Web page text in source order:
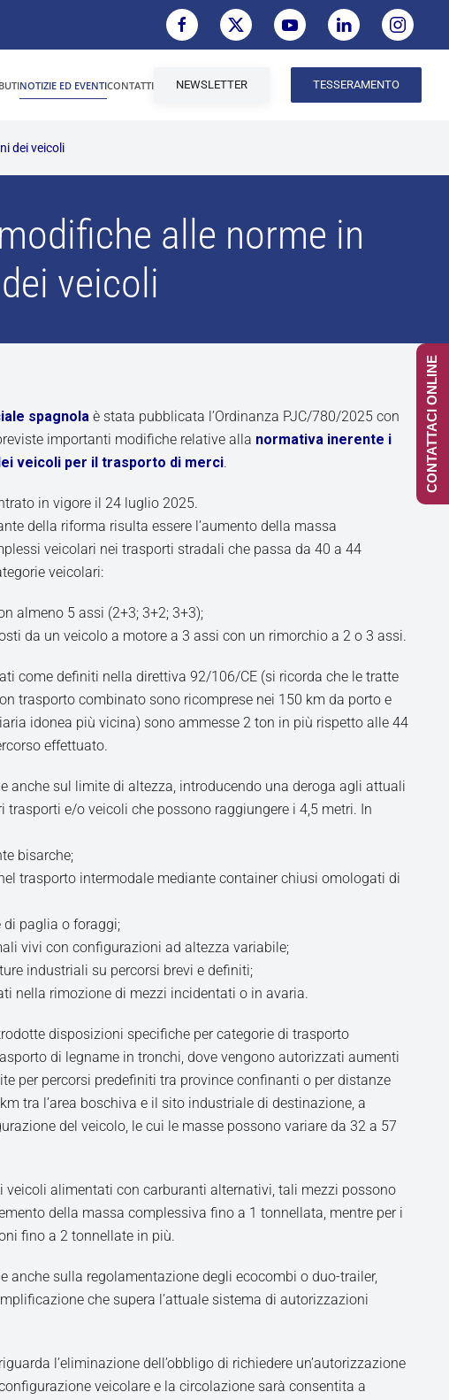
NOTIZIE ED EVENTICONTATTI NEWSLETTER TESSERAMENTO
dei veicoli
alle norme in
veicoli
spagnola è stata pubblicata l’Ordinanza PJC/780/2025 con
importanti modifiche relative alla normativa inerente i
veicoli per il trasporto di merci.
in vigore il 24 luglio 2025.
della riforma risulta essere l’aumento della massa
veicolari nei trasporti stradali che passa da 40 a 44
veicolari:
almeno 5 assi (2+3; 3+2; 3+3);
da un veicolo a motore a 3 assi con un rimorchio a 2 o 3 assi.
come definiti nella direttiva 92/106/CE (si ricorda che le tratte
trasporto combinato sono ricomprese nei 150 km da porto e
idonea più vicina) sono ammesse 2 ton in più rispetto alle 44
effettuato.
anche sul limite di altezza, introducendo una deroga agli attuali
trasporti e/o veicoli che possono raggiungere i 4,5 metri. In
bisarche;
trasporto intermodale mediante container chiusi omologati di
paglia o foraggi;
vivi con configurazioni ad altezza variabile;
industriali su percorsi brevi e definiti;
nella rimozione di mezzi incidentati o in avaria.
disposizioni specifiche per categorie di trasporto
di legname in tronchi, dove vengono autorizzati aumenti
per percorsi predefiniti tra province confinanti o per distanze
tra l’area boschiva e il sito industriale di destinazione, a
del veicolo, le cui le masse possono variare da 32 a 57
veicoli alimentati con carburanti alternativi, tali mezzi possono
della massa complessiva fino a 1 tonnellata, mentre per i
fino a 2 tonnellate in più.
anche sulla regolamentazione degli ecocombi o duo-trailer,
che supera l’attuale sistema di autorizzazioni
l’eliminazione dell’obbligo di richiedere un’autorizzazione
veicolare e la circolazione sarà consentita a
CONTATTACI ONLINE